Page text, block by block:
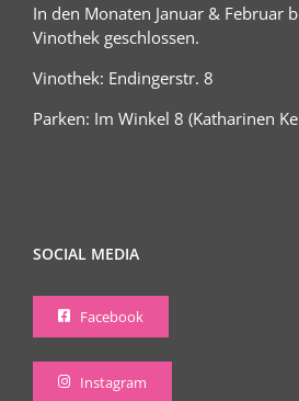
In den Monaten Januar & Februar
Vinothek geschlossen.
Vinothek: Endingerstr. 8
Parken: Im Winkel 8 (Katharinen
SOCIAL MEDIA
Facebook
Instagram